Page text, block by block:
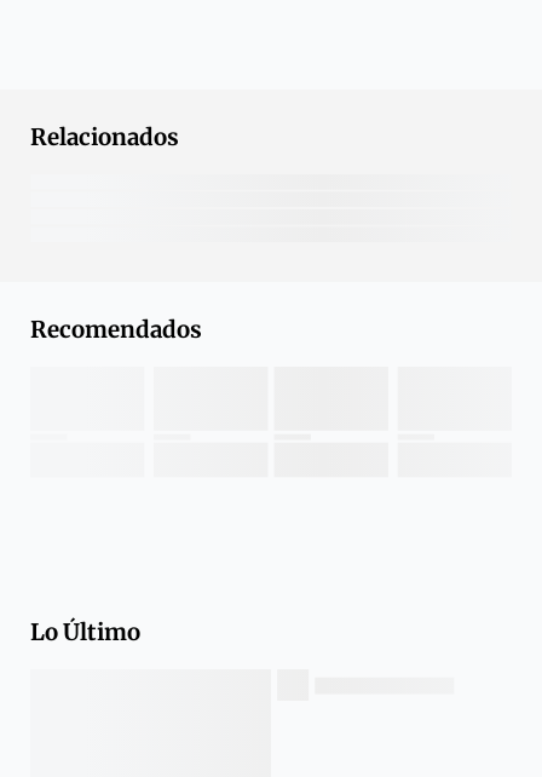
Relacionados
Recomendados
Lo Último